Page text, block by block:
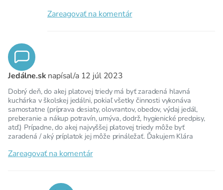
Zareagovať na komentár
Jedálne.sk napísal/a 12 júl 2023
Dobrý deň, do akej platovej triedy má byť zaradená hlavná
kuchárka v školskej jedálni, pokiaľ všetky činnosti vykonáva
samostatne (príprava desiaty, olovrantov, obedov, výdaj jedál,
preberanie a nákup potravín, umýva, dodrž, hygienické predpisy,
atď.) Prípadne, do akej najvyššej platovej triedy môže byť
zaradená / aký príplatok jej môže prináležať. Ďakujem Klára
Zareagovať na komentár